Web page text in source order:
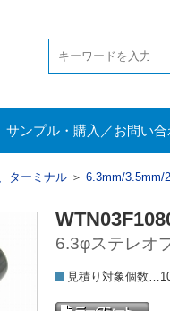
サンプル・購入／お問い
ターミナル ＞ 6.3mm/3.5mm/
6.3φステレオ
見積り対象個数